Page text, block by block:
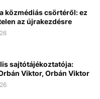
közmédiás csörtéről: ez
az újrakezdésre
sajtótájékoztatója:
Viktor, Orbán Viktor